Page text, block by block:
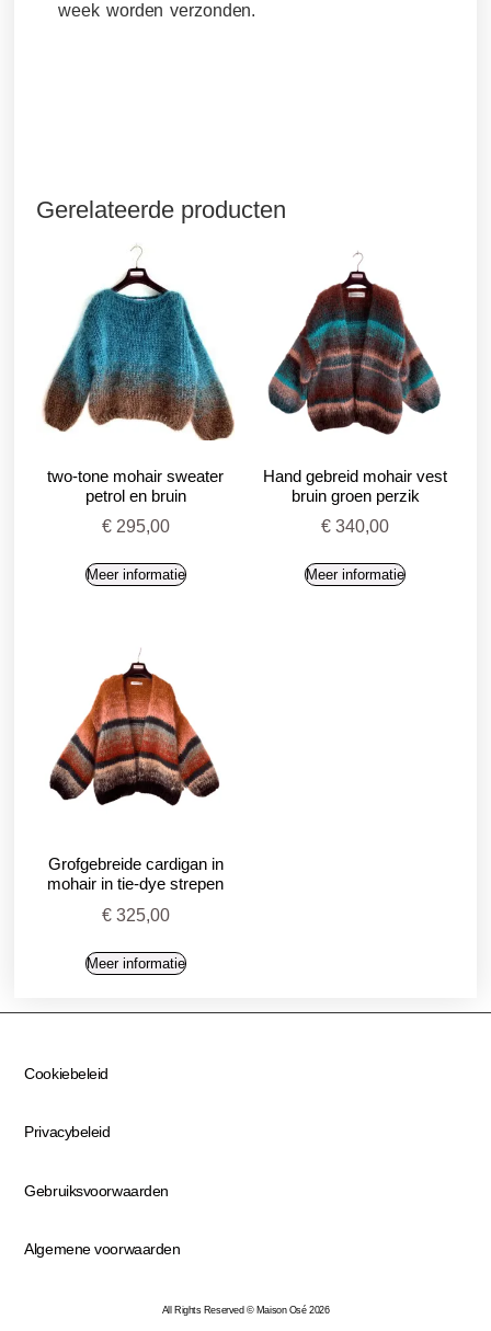
week worden verzonden.
Gerelateerde producten
two-tone mohair sweater
petrol en bruin
€295,00
Meer informatie
Hand gebreid mohair vest
bruin groen perzik
€ 340,00
Meer informatie
Grofgebreide cardigan in
mohair in tie-dye strepen
€325,00
Meer informatie
Cookiebeleid
Privacybeleid
Gebruiksvoorwaarden
Algemene voorwaarden
All Rights Reserved © Maison Osé 2026